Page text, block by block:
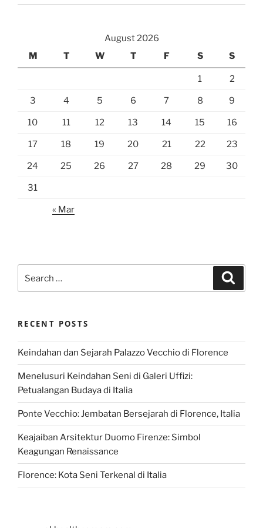
August 2026
M
T W T F S S
1 2
3 4 5 6 7 8 9
10 11 12 13 14 15 16
17 18 19 20 21 22 23
24 25 26 27 28 29 30
31
« Mar
for:
RECENT POSTS
Keindahan dan Sejarah Palazzo Vecchio di Florence
Menelusuri Keindahan Seni di Galeri Uffizi:
Petualangan Budaya di Italia
Ponte Vecchio: Jembatan Bersejarah di Florence, Italia
Keajaiban Arsitektur Duomo Firenze: Simbol
Keagungan Renaissance
Florence: Kota Seni Terkenal di Italia